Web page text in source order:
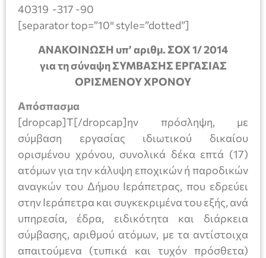
40319 -317 -90
[separator top=”10″ style=”dotted”]
ΑΝΑΚΟΙΝΩΣΗ υπ’ αριθμ. ΣΟΧ 1/ 2014
για τη σύναψη ΣΥΜΒΑΣΗΣ ΕΡΓΑΣΙΑΣ
ΟΡΙΣΜΕΝΟΥ ΧΡΟΝΟΥ
Απόσπασμα
[dropcap]Τ[/dropcap]ην πρόσληψη, με
σύμβαση εργασίας ιδιωτικού δικαίου
ορισμένου χρόνου, συνολικά δέκα επτά (17)
ατόμων για την κάλυψη εποχικών ή παροδικών
αναγκών του Δήμου Ιεράπετρας, που εδρεύει
στην Ιεράπετρα και συγκεκριμένα του εξής, ανά
υπηρεσία, έδρα, ειδικότητα και διάρκεια
σύμβασης, αριθμού ατόμων, με τα αντίστοιχα
απαιτούμενα (τυπικά και τυχόν πρόσθετα)